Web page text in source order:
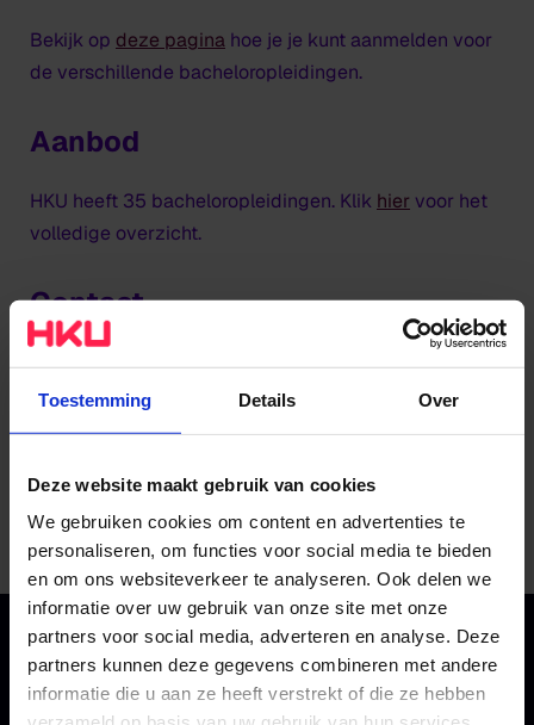
Toestemming Details Over
Deze website maakt gebruik van cookies
We gebruiken cookies om content en advertenties te
personaliseren, om functies voor social media te bieden
en om ons websiteverkeer te analyseren. Ook delen we
informatie over uw gebruik van onze site met onze
partners voor social media, adverteren en analyse. Deze
partners kunnen deze gegevens combineren met andere
informatie die u aan ze heeft verstrekt of die ze hebben
Bekijk op deze pagina hoe je je kunt aanmelden voor
de verschillende bacheloropleidingen.
Aanbod
HKU heeft 35 bacheloropleidingen. Klik hier voor het
volledige overzicht.
Contact
Heb je vragen? Kijk eerst of het antwoord op je vraag
bij deveelgestelde vragenstaat. Kom je er online niet
uit? Neem dan contact op met een van onze
Ga naar contactgegevens